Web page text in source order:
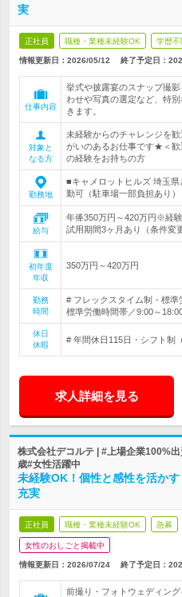
実
正社員 職種・業種未経験OK 学歴不
情報更新日：2026/05/12 終了予定日：
仕事内容
挙式や披露宴のスナップ撮
わせや写真の選定など、特
きます。
対象と
なる方
未経験からのチャレンジを
がいのあるお仕事です★＜
の経験をお持ちの方
勤務地
■キャメロットヒルズ 埼玉
勤可（駐車場一部負担あり）
給与
年俸350万円～420万円※経
試用期間3ヶ月あり（条件変
初年度
年収
350万円～420万円
勤務
時間
# フレックスタイム制・標準
標準労働時間帯／9:00～
休日
休暇
# 年間休日115日・シフト制
求人詳細を見る
株式会社デコルテ | #上場企業100%
歳#女性活躍中
未経験OK！個性と感性を活か
充実
正社員 職種・業種未経験OK 急募
女性のおしごと掲載中
情報更新日：2026/07/24 終了予定日：
前撮り・フォトウェディン